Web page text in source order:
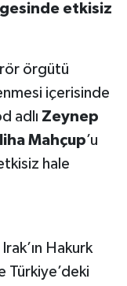
etkisiz
örgütü
içerisinde
adlı Zeynep
Mahçup’u
hale
Hakurk
Türkiye’deki